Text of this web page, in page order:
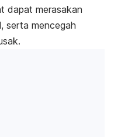
dapat merasakan
serta mencegah